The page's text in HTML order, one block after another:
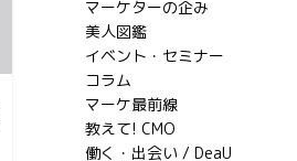
マーケターの企み
美人図鑑
イベント・セミナー
コラム
マーケ最前線
教えて! CMO
働く・出会い / DeaU